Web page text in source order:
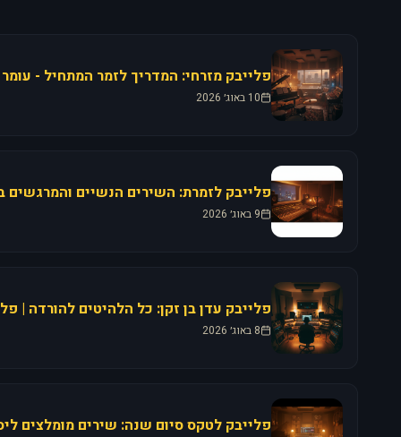
פלייבק מזרחי: המדריך לזמר המתחיל - עומר
10 באוג׳ 2026
9 באוג׳ 2026
פלייבק עדן בן זקן: כל הלהיטים להורדה |
8 באוג׳ 2026
פלייבק לטקס סיום שנה: שירים מומלצים